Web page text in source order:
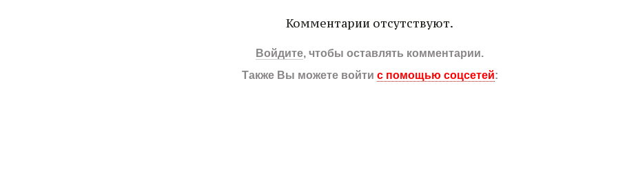
Комментарии отсутствуют.
Войдите, чтобы оставлять комментарии.
Также Вы можете войти с помощью соцсетей: